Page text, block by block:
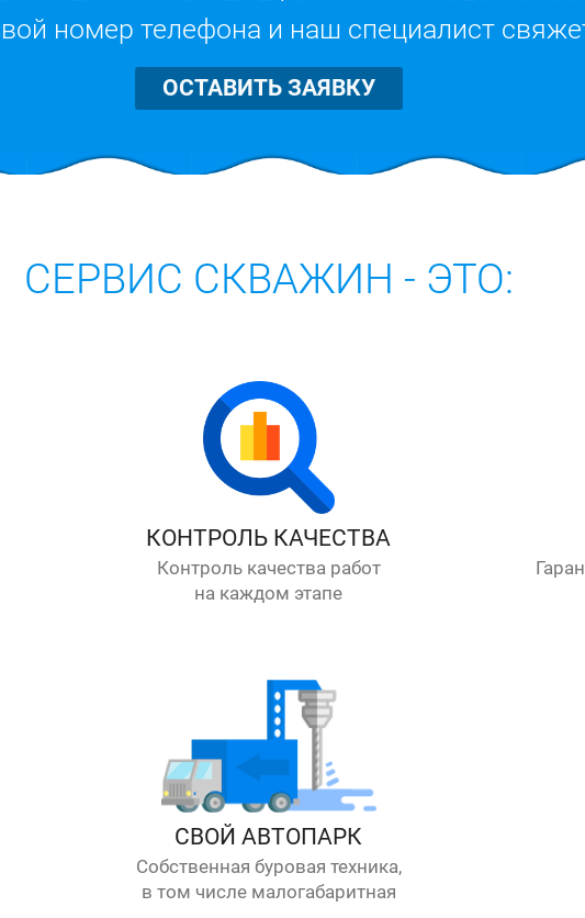
номер телефона и наш специалист
ОСТАВИТЬ ЗАЯВКУ
СЕРВИС СКВАЖИН - ЭТО:
КОНТРОЛЬ КАЧЕСТВА
Контроль качества работ
на каждом этапе
СВОЙ АВТОПАРК
Собственная буровая техника,
в том числе малогабаритная